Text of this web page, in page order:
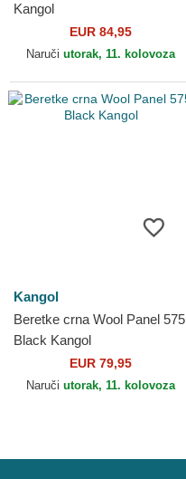
Kangol
EUR 84,95
Naruči utorak, 11. kolovoza
Kangol
Beretke crna Wool Panel 575
Black Kangol
EUR 79,95
Naruči utorak, 11. kolovoza